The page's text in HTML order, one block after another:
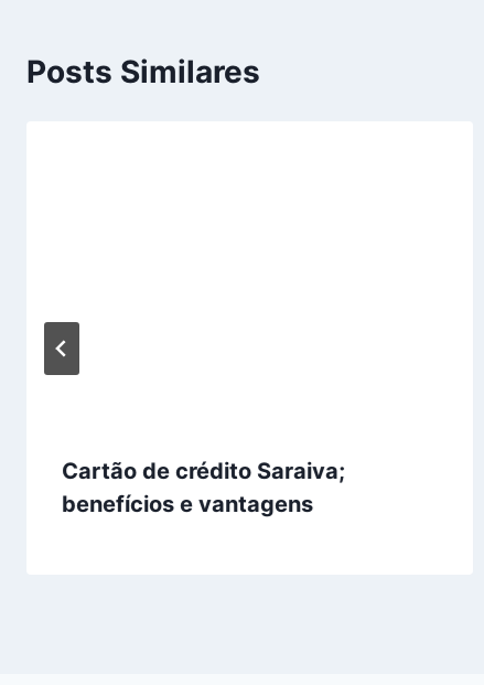
Posts Similares
Cartão de crédito Saraiva;
benefícios e vantagens